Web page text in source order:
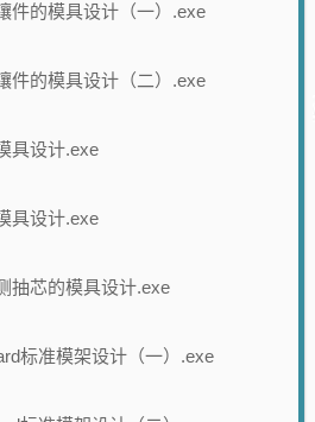
的模具设计（一）.exe
的模具设计（二）.exe
具设计.exe
具设计.exe
芯的模具设计.exe
标准模架设计（一）.exe